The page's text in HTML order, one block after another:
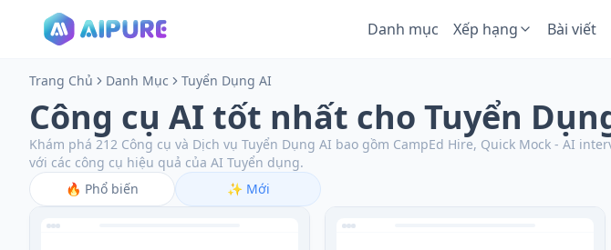
Danh mục Xếp hạng Bài viết
Trang Chủ Danh Mục Tuyển Dụng AI
Công cụ AI tốt nhất cho Tuyển
Khám phá 212 Công cụ và Dịch vụ Tuyển Dụng AI bao gồm CampEd Hire, Quick Mock - AI
với các công cụ hiệu quả của AI Tuyển dụng.
🔥 Phổ biến ✨ Mới